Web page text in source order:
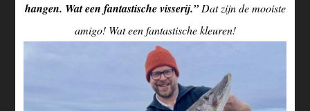
hangen. Wat een fantastische visserij.”Dat zijn de mooiste
amigo! Wat een fantastische kleuren!